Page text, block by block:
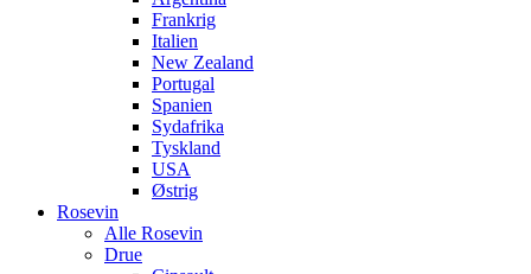
Frankrig
Italien
New Zealand
Portugal
Spanien
Sydafrika
Tyskland
USA
Østrig
Rosevin
Alle Rosevin
Drue